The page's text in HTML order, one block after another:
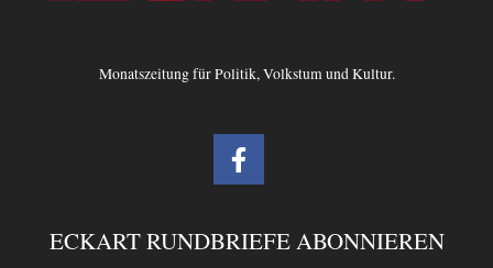
Monatszeitung für Politik, Volkstum und Kultur.
F
a
b
ECKART RUNDBRIEFE ABONNIEREN